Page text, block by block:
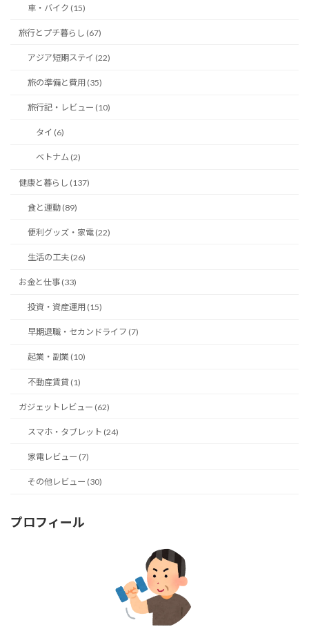
車・バイク (15)
旅行とプチ暮らし (67)
アジア短期ステイ (22)
旅の準備と費用 (35)
旅行記・レビュー (10)
タイ (6)
ベトナム (2)
健康と暮らし (137)
食と運動 (89)
便利グッズ・家電 (22)
生活の工夫 (26)
お金と仕事 (33)
投資・資産運用 (15)
早期退職・セカンドライフ (7)
起業・副業 (10)
不動産賃貸 (1)
ガジェットレビュー (62)
スマホ・タブレット (24)
家電レビュー (7)
その他レビュー (30)
プロフィール